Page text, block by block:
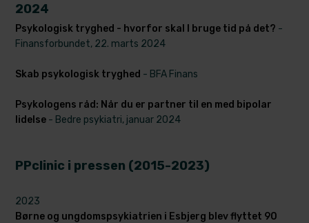
2024
Psykologisk tryghed - hvorfor skal I bruge tid på det? -
Finansforbundet, 22. marts 2024
Skab psykologisk tryghed - BFA Finans
Psykologens råd: Når du er partner til en med bipolar
lidelse- Bedre psykiatri, januar 2024
PPclinic i pressen (2015-2023)
2023​
Børne og ungdomspsykiatrien i Esbjerg blev flyttet 90